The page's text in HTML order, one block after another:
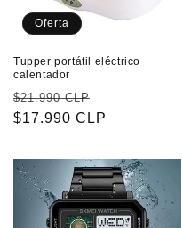
Oferta
Tupper portátil eléctrico
calentador
Precio
habitual
$21.990 CLP
de
$17.990 CLP